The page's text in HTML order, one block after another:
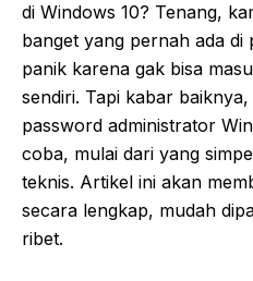
di Windows 10? Tenang,
banget yang pernah ada di
panik karena gak bisa
sendiri. Tapi kabar
password administrator
coba, mulai dari yang
teknis. Artikel ini akan
secara lengkap, mudah
ribet.